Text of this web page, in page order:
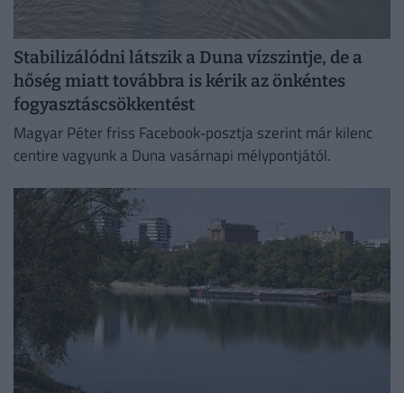
Stabilizálódni látszik a Duna vízszintje, de a
hőség miatt továbbra is kérik az önkéntes
fogyasztáscsökkentést
Magyar Péter friss Facebook‑posztja szerint már kilenc
centire vagyunk a Duna vasárnapi mélypontjától.